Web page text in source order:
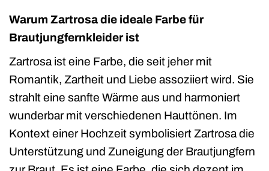
Warum Zartrosa die ideale Farbe für
Brautjungfernkleider ist
Zartrosa ist eine Farbe, die seit jeher mit
Romantik, Zartheit und Liebe assoziiert wird. Sie
strahlt eine sanfte Wärme aus und harmoniert
wunderbar mit verschiedenen Hauttönen. Im
Kontext einer Hochzeit symbolisiert Zartrosa die
Unterstützung und Zuneigung der Brautjungfern